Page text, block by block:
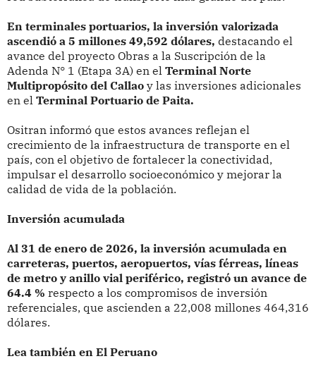
En terminales portuarios, la inversión valorizada
ascendió a 5 millones 49,592 dólares, destacando el
avance del proyecto Obras a la Suscripción de la
Adenda N° 1 (Etapa 3A) en el Terminal Norte
Multipropósito del Callaoy las inversiones adicionales
en el Terminal Portuario de Paita.
Ositran informó que estos avances reflejan el
crecimiento de la infraestructura de transporte en el
país, con el objetivo de fortalecer la conectividad,
impulsar el desarrollo socioeconómico y mejorar la
calidad de vida de la población.
Inversión acumulada
Al 31 de enero de 2026, la inversión acumulada en
carreteras, puertos, aeropuertos, vías férreas, líneas
de metro y anillo vial periférico, registró un avance de
64.4 % respecto a los compromisos de inversión
referenciales, que ascienden a 22,008 millones 464,316
dólares.
Lea también en El Peruano